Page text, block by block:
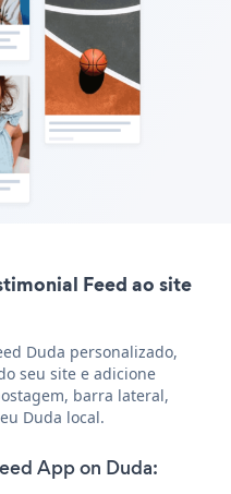
Feed ao site
Duda personalizado,
seu site e adicione
barra lateral,
Duda local.
App on Duda: